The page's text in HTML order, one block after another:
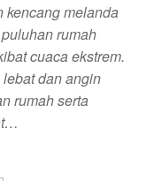
kencang melanda
rumah
cuaca ekstrem.
dan angin
rumah serta